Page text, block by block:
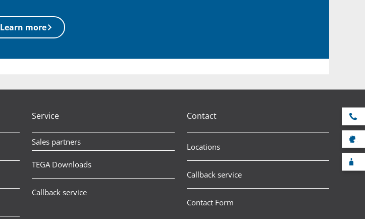
Learn more
Service
Sales partners
TEGA Downloads
Callback service
Contact
Locations
Callback service
Contact Form